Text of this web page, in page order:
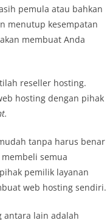
pemula atau bahkan
menutup kesempatan
membuat Anda
reseller hosting.
hosting dengan pihak
tanpa harus benar
semua
pemilik layanan
web hosting sendiri.
antara lain adalah